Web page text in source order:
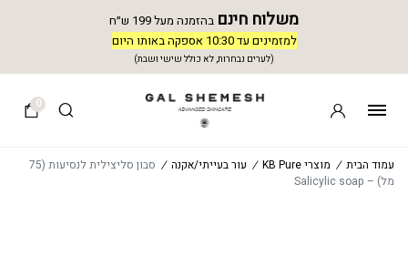
משלוח חינם בהזמנה מעל 199 ש״ח
למזמינים עד 10:30 אספקה באותו היום
(לערים נבחרות, לא כולל שישי ושבת)
0
עמוד הבית / מוצרי KB Pure / עור בעייתי/אקנה /
סבון סליצילית לנסיעות (75
מל) – Salicylic soap